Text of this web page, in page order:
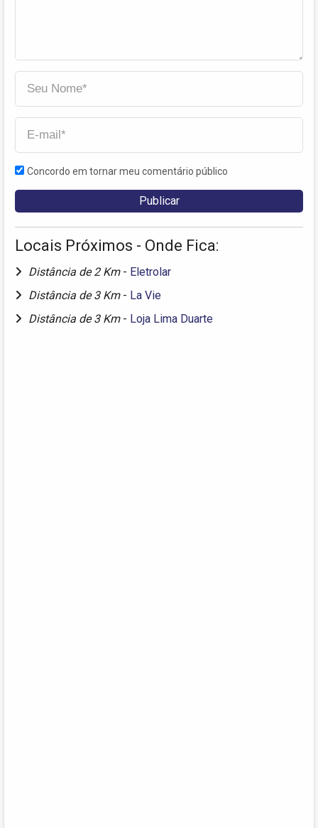
Concordo em tornar meu comentário público
Locais Próximos - Onde Fica:
Distância de 2 Km - Eletrolar
Distância de 3 Km - La Vie
Distância de 3 Km - Loja Lima Duarte